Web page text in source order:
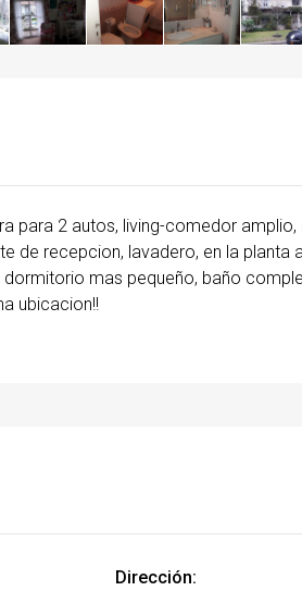
para 2 autos, living-comedor
de recepcion, lavadero, en la
dormitorio mas pequeño, baño
ubicacion!!
Dirección: